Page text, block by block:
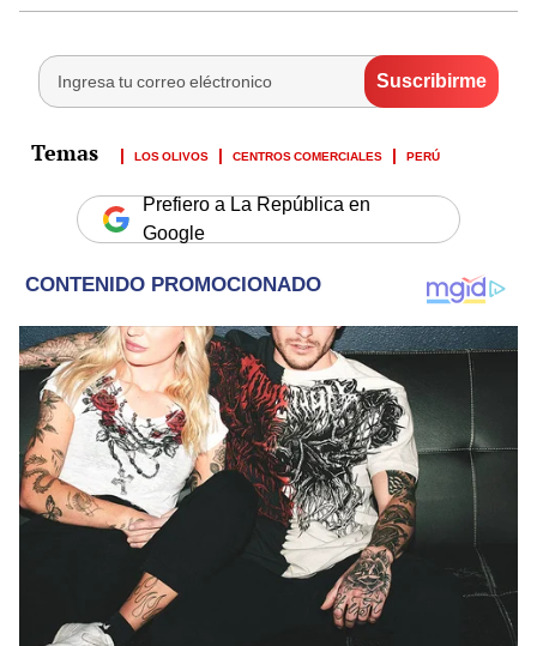
LOS OLIVOS CENTROS COMERCIALES PERÚ
Prefiero a La República en
Google